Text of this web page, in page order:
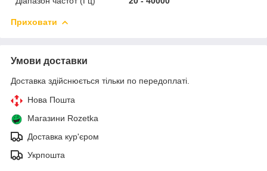
Приховати
Умови доставки
Доставка здійснюється тільки по передоплаті.
Нова Пошта
Магазини Rozetka
Доставка кур'єром
Укрпошта